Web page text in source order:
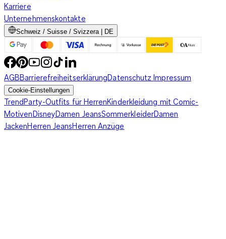
Karriere
Unternehmenskontakte
Schweiz / Suisse / Svizzera | DE
AGBBarrierefreiheitserklärungDatenschutzImpressum
Cookie-Einstellungen
TrendParty-Outfits für HerrenKinderkleidung mit Comic-
MotivenDisneyDamen JeansSommerkleiderDamen
JackenHerren JeansHerren Anzüge